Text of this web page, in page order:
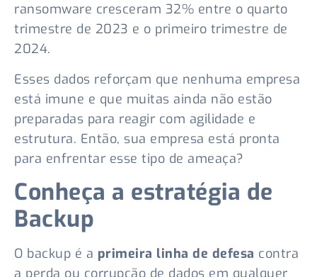
ransomware cresceram 32% entre o quarto
trimestre de 2023 e o primeiro trimestre de
2024.
Esses dados reforçam que nenhuma empresa
está imune e que muitas ainda não estão
preparadas para reagir com agilidade e
estrutura. Então, sua empresa está pronta
para enfrentar esse tipo de ameaça?
Conheça a estratégia de
Backup
O backup é a primeira linha de defesa contra